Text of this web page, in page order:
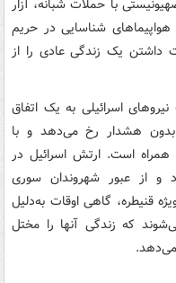
با حملات شبانه، آزار
شناسایی در حریم
داشتن یک زندگی عادی را از
اسرائیلی به یک اتفاق
هشدار رخ می‌دهد و با
است. ارتش اسرائیل در
و از عبور شهروندان سوری
قنیطره، گاهی اوقات به‌دلیل
که زندگی آنها را مختل
می‌دهد.